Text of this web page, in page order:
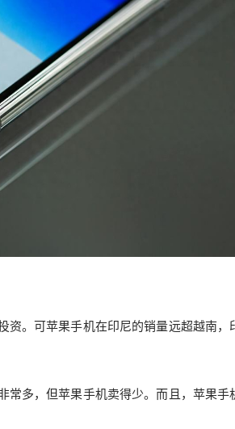
资。可苹果手机在印尼的销量远超越南，
常多，但苹果手机卖得少。而且，苹果手